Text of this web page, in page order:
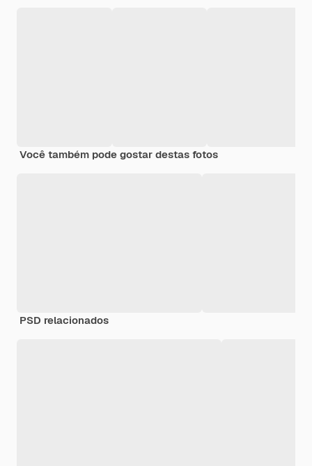
Você também pode gostar destas fotos
PSD relacionados